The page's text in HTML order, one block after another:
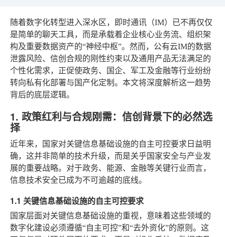
随着数字化转型进入深水区，即时通讯（IM）已不再仅仅
是简单的聊天工具，而是承载着企业核心业务流、组织架
构及重要数据资产的“神经中枢”。然而，公有云IM的数据
泄露风险、信创合规的刚性约束以及通用产品无法满足的
个性化需求，正促使政务、国企、军工及金融等行业纷纷
转向私有化部署与国产化定制。本文将深度解析这一趋势
背后的底层逻辑。
1. 政策红利与合规刚需：信创背景下的必然选
择
近年来，国家对关键信息基础设施的自主可控要求日益明
确，这并非简单的技术升级，而是关乎国家安全与产业发
展的重要战略。对于政务、能源、金融等关键行业而言，
信息技术安全已成为不可逾越的底线。
1.1 关键信息基础设施的自主可控要求
国家层面对关键信息基础设施的重视，意味着这些领域的
数字化建设必须遵循“自主可控”和“去外资化”的原则。这